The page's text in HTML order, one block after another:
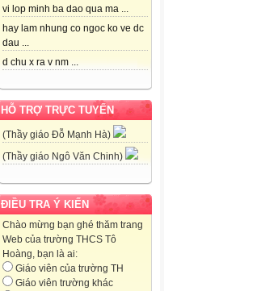
vi lop minh ba dao qua ma ...
hay lam nhung co ngoc ko ve dc
dau ...
d chu x ra v nm ...
HỖ TRỢ TRỰC TUYẾN
(Thầy giáo Đỗ Mạnh Hà)
(Thầy giáo Ngô Văn Chinh)
ĐIỀU TRA Ý KIẾN
Chào mừng bạn ghé thăm trang
Web của trường THCS Tô
Hoàng, bạn là ai:
Giáo viên của trường TH
Giáo viên trường khác